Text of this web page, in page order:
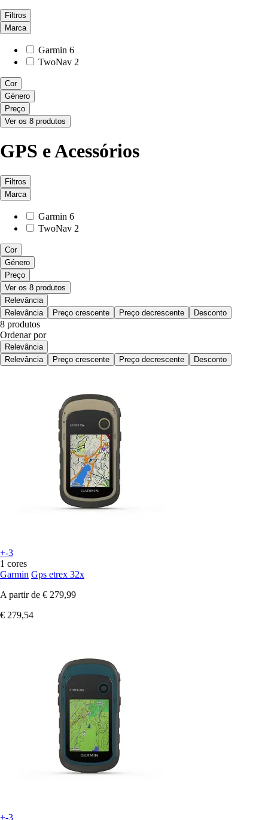
Filtros
Marca
Garmin 6
TwoNav 2
Cor
Género
Preço
Ver os 8 produtos
GPS e Acessórios
Filtros
Marca
Garmin 6
TwoNav 2
Cor
Género
Preço
Ver os 8 produtos
Relevância
Relevância
Preço crescente Preço decrescente Desconto
8 produtos
Ordenar por
Relevância
Relevância
Preço crescente Preço decrescente Desconto
+-3
1 cores
Garmin Gps etrex 32x
A partir de € 279,99
€ 279,54
+-3